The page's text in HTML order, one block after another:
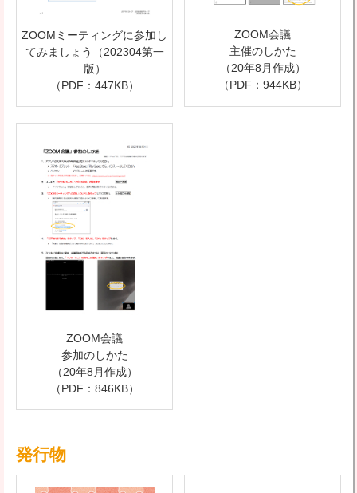
ZOOMミーティングに参加し
てみましょう（202304第一
版）
（PDF：447KB）
ZOOM会議
主催のしかた
（20年8月作成）
（PDF：944KB）
ZOOM会議
参加のしかた
（20年8月作成）
（PDF：846KB）
発行物